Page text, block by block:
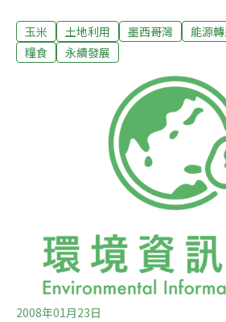
測量出死亡區域，每年夏天這塊區域
里的擴張。死亡區域是伊利諾州、愛
密西西比河成為硝酸鹽，提供海藻成
亡、沉到海底腐爛的過程，會從水中
切生命形式死亡。度納指出，美國的
一半，部分玉米提供人類食用，但多
來製造乙醇。作者預測，美國農民停
物，並大幅改變農業管理技術，才是
時達成乙醇生產目標的唯一方法。
玉米 土地利用 墨西哥灣 能源
糧食
永續發展
2008年01月23日